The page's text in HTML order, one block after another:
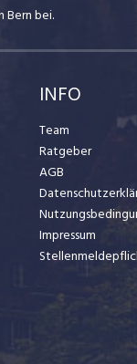
bei.
INFO
Team
Ratgeber
AGB
Impressum